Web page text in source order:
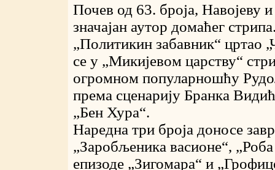
Почев од 63. броја, Навојеву
значајан аутор домаћег
„Политикин забавник“ цртао
се у „Микијевом царству“
огромном популарношћу
према сценарију Бранка
„Бен Хура“.
Наредна три броја доносе
„Заробљеника васионе“,
епизоде „Зигомара“ и